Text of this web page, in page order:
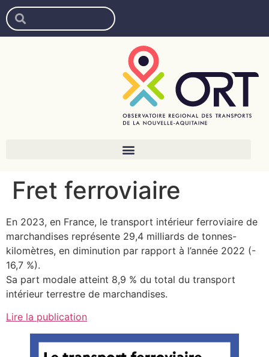
Fret ferroviaire
En 2023, en France, le transport intérieur ferroviaire de
marchandises représente 29,4 milliards de tonnes-
kilomètres, en diminution par rapport à l’année 2022 (-
16,7 %).
Sa part modale atteint 8,9 % du total du transport
intérieur terrestre de marchandises.
Lire la publication